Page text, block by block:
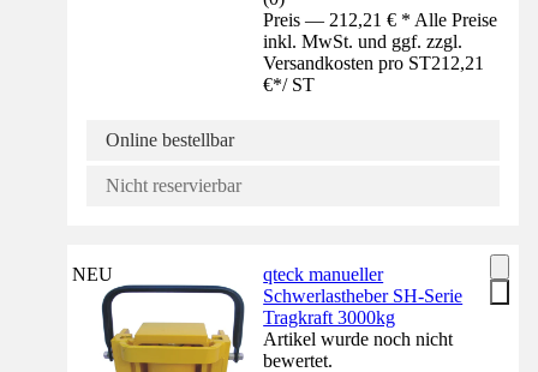
Preis — 212,21 € * Alle Preise
inkl. MwSt. und ggf. zzgl.
Versandkosten pro ST212,21
€*/ ST
Online bestellbar
Nicht reservierbar
NEU
qteck manueller
Schwerlastheber SH-Serie
Tragkraft 3000kg
Artikel wurde noch nicht
bewertet.